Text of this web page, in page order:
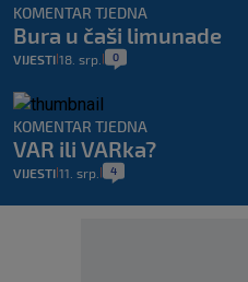
KOMENTAR TJEDNA
Bura u čaši limunade
VIJESTI 18. srp. 0
KOMENTAR TJEDNA
VAR ili VARka?
VIJESTI 11. srp. 4